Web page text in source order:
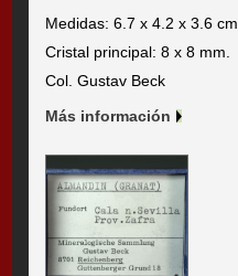
Medidas: 6.7 x 4.2 x 3.6 cm.
Cristal principal: 8 x 8 mm.
Col. Gustav Beck
Más información